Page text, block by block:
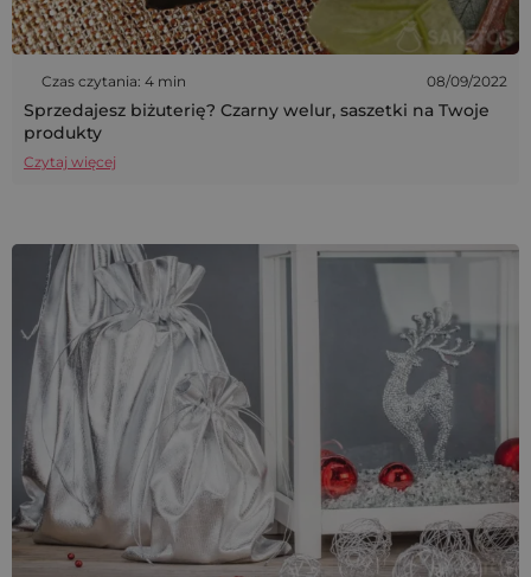
Czas czytania: 4 min 08/09/2022
Sprzedajesz biżuterię? Czarny welur, saszetki na Twoje
produkty
Czytaj więcej